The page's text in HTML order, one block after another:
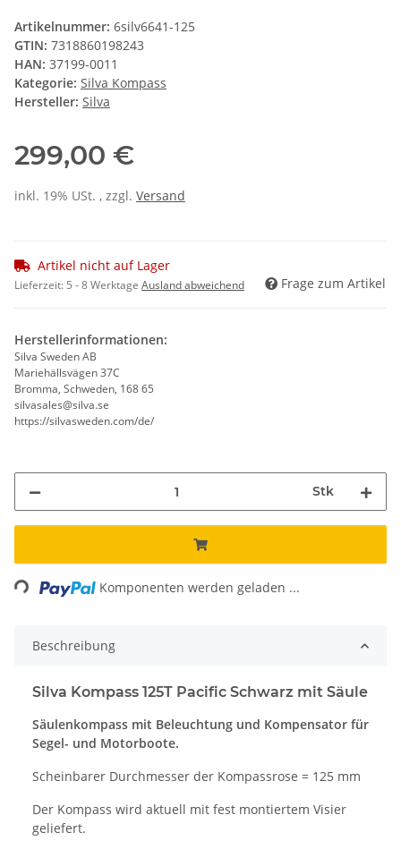
Artikelnummer: 6silv6641-125
GTIN: 7318860198243
HAN: 37199-0011
Kategorie: Silva Kompass
Hersteller: Silva
299,00 €
inkl. 19% USt. , zzgl. Versand
Artikel nicht auf Lager
Lieferzeit: 5 - 8 Werktage Ausland abweichend Frage zum Artikel
Herstellerinformationen:
Silva Sweden AB
Mariehällsvägen 37C
Bromma, Schweden, 168 65
silvasales@silva.se
https://silvasweden.com/de/
Stk
Komponenten werden geladen ...
Beschreibung
Silva Kompass 125T Pacific Schwarz mit Säule
Säulenkompass mit Beleuchtung und Kompensator für
Segel- und Motorboote.
Scheinbarer Durchmesser der Kompassrose = 125 mm
Der Kompass wird aktuell mit fest montiertem Visier
geliefert.